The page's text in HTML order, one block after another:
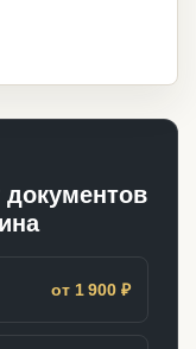
документов
от 1 900 ₽